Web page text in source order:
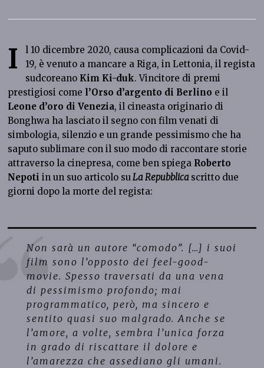
I
l 10 dicembre 2020, causa complicazioni da Covid-
19, è venuto a mancare a Riga, in Lettonia, il regista
sudcoreano Kim Ki-duk. Vincitore di premi
prestigiosi come l’Orso d’argento di Berlino e il
Leone d’oro di Venezia, il cineasta originario di
Bonghwa ha lasciato il segno con film venati di
simbologia, silenzio e un grande pessimismo che ha
saputo sublimare con il suo modo di raccontare storie
attraverso la cinepresa, come ben spiega Roberto
Nepoti in un suo articolo suLa Repubblica scritto due
giorni dopo la morte del regista:
Non sarà un autore “comodo”. […] i suoi
film sono l’opposto dei feel-good-
movie. Spesso traversati da una vena
di pessimismo profondo; mai
programmatico, però, ma sincero e
sentito quasi suo malgrado. Anche se
l’amore, a volte, sembra l’unica forza
in grado di riscattare il dolore e
l’amarezza che assediano gli umani.